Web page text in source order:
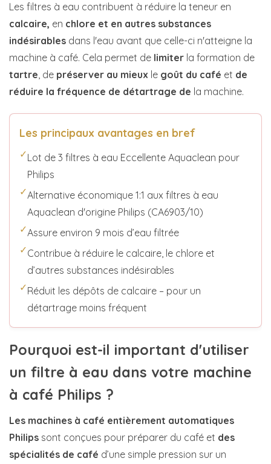
Les filtres à eau contribuent à réduire la teneur en
calcaire, en chlore et en autres substances
indésirables dans l'eau avant que celle-ci n'atteigne la
machine à café. Cela permet de limiter la formation de
tartre, de préserver au mieux le goût du café et de
réduire la fréquence de détartrage de la machine.
Les principaux avantages en bref
✓Lot de 3 filtres à eau Eccellente Aquaclean pour
Philips
✓Alternative économique 1:1 aux filtres à eau
Aquaclean d'origine Philips (CA6903/10)
✓Assure environ 9 mois d’eau filtrée
✓Contribue à réduire le calcaire, le chlore et
d’autres substances indésirables
✓Réduit les dépôts de calcaire – pour un
détartrage moins fréquent
Pourquoi est-il important d'utiliser
un filtre à eau dans votre machine
à café Philips ?
Les machines à café entièrement automatiques
Philips sont conçues pour préparer du café et des
spécialités de café d’une simple pression sur un